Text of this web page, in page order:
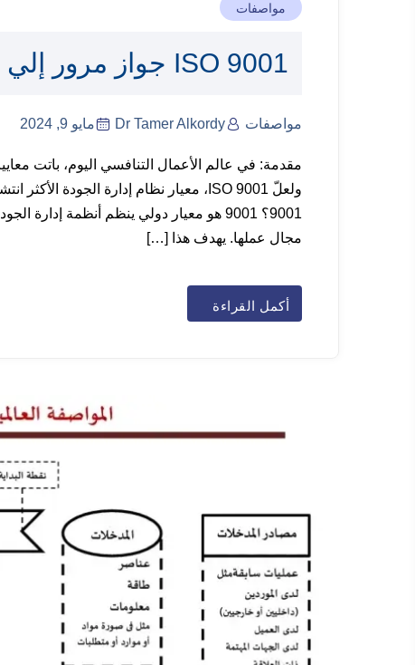
مواصفات
ISO 9001 جواز مرور إلي النجاح والتميز
مواصفات Dr Tamer Alkordy مايو 9, 2024
مقدمة: في عالم الأعمال التنافسي اليوم، باتت
9001؟ 9001 هو معيار دولي ينظم أنظمة
مجال عملها. يهدف هذا […]
أكمل القراءة